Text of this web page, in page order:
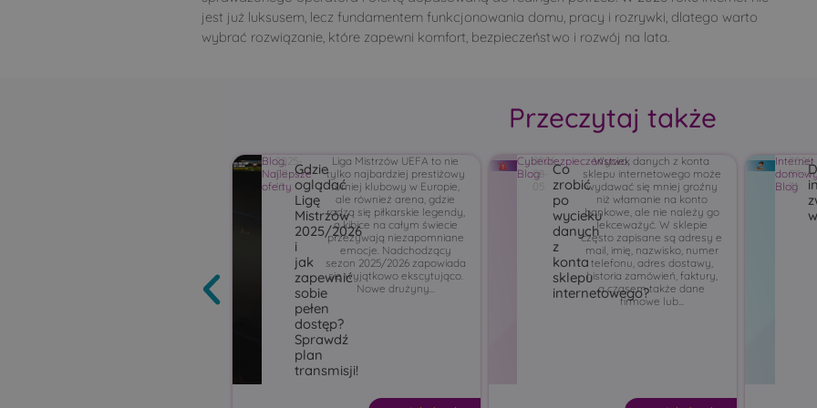
jest już luksusem, lecz fundamentem funkcjonowania domu, pracy i rozrywki, dlatego warto
wybrać rozwiązanie, które zapewni komfort, bezpieczeństwo i rozwój na lata.
Przeczytaj także
Blog
Najlepsze
oferty
2025-
09-
15
Gdzie
oglądać
Ligę
Mistrzów
2025/2026
i
jak
zapewnić
sobie
pełen
dostęp?
Sprawdź
plan
transmisji!
Liga Mistrzów UEFA to nie
tylko najbardziej prestiżowy
turniej klubowy w Europie,
ale również arena, gdzie
rodzą się piłkarskie legendy,
a kibice na całym świecie
przeżywają niezapomniane
emocje. Nadchodzący
sezon 2025/2026 zapowiada
się wyjątkowo ekscytująco.
Nowe drużyny...
Cyberbezpieczeństwo,
Blog
2026-
08-
Co
zrobić
po
wycieku
danych
z
konta
sklepu
internetowego?
Wyciek danych z konta
sklepu internetowego może
wydawać się mniej groźny
niż włamanie na konto
bankowe, ale nie należy go
lekceważyć. W sklepie
często zapisane są adresy e
mail, imię, nazwisko, numer
telefonu, adres dostawy,
historia zamówień, faktury,
a czasem także dane
firmowe lub...
Internet
domowy
Blog
2026-
07-
31